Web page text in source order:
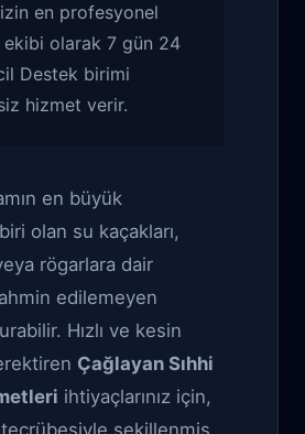
en profesyonel
ekibi olarak 7 gün 24
Destek birimi
hizmet verir.
en büyük
olan su kaçakları,
rögarlara dair
edilemeyen
Hızlı ve kesin
Çağlayan Sıhhi
ihtiyaçlarınız için,
tecrübesiyle şekillenmiş